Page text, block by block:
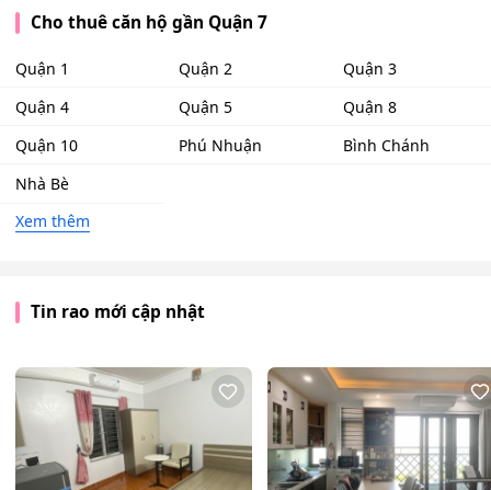
Cho thuê căn hộ gần Quận 7
Quận 1 Quận 2
Quận 3
Quận 4
Quận 5
Quận 8
Quận 10
Phú Nhuận
Bình Chánh
Nhà Bè
Xem thêm
Tin rao mới cập nhật